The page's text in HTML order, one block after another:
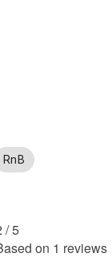
RnB
/5
on 1 reviews